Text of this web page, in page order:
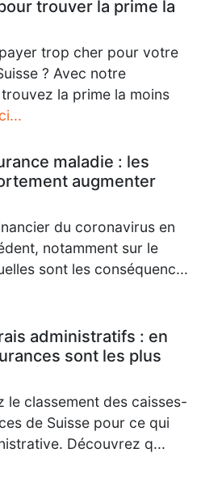
trouver la prime la
trop cher pour votre
? Avec notre
la prime la moins
maladie : les
augmenter
du coronavirus en
notamment sur le
sont les conséquenc...
administratifs : en
sont les plus
le classement des caisses-
de Suisse pour ce qui
Découvrez q...